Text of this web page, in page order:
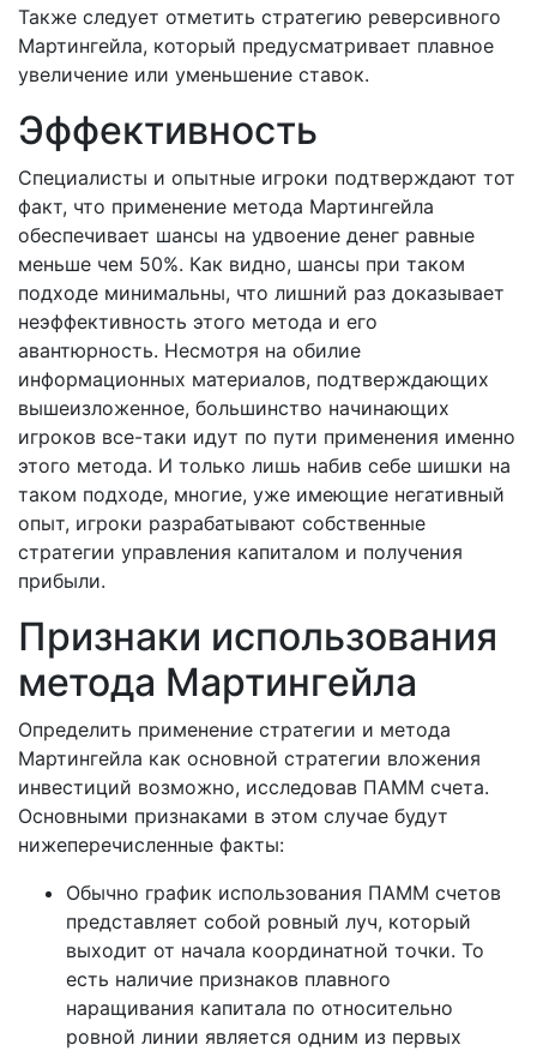
Также следует отметить стратегию реверсивного
Мартингейла, который предусматривает плавное
увеличение или уменьшение ставок.
Эффективность
Специалисты и опытные игроки подтверждают тот
факт, что применение метода Мартингейла
обеспечивает шансы на удвоение денег равные
меньше чем 50%. Как видно, шансы при таком
подходе минимальны, что лишний раз доказывает
неэффективность этого метода и его
авантюрность. Несмотря на обилие
информационных материалов, подтверждающих
вышеизложенное, большинство начинающих
игроков все-таки идут по пути применения именно
этого метода. И только лишь набив себе шишки на
таком подходе, многие, уже имеющие негативный
опыт, игроки разрабатывают собственные
стратегии управления капиталом и получения
прибыли.
Признаки использования
метода Мартингейла
Определить применение стратегии и метода
Мартингейла как основной стратегии вложения
инвестиций возможно, исследовав ПАММ счета.
Основными признаками в этом случае будут
нижеперечисленные факты:
Обычно график использования ПАММ счетов
представляет собой ровный луч, который
выходит от начала координатной точки. То
есть наличие признаков плавного
наращивания капитала по относительно
ровной линии является одним из первых